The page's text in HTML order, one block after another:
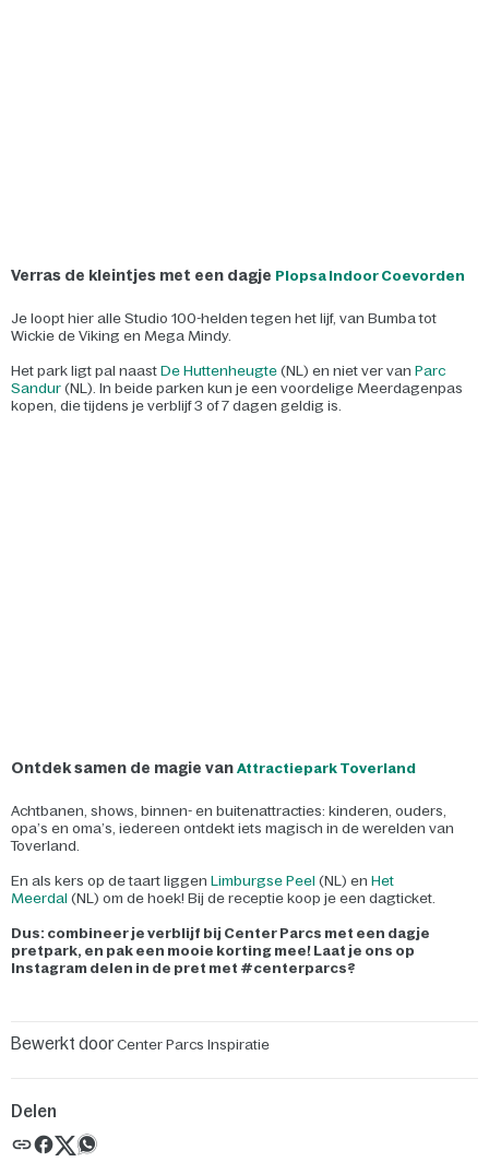
Verras de kleintjes met een dagje Plopsa Indoor Coevorden
Je loopt hier alle Studio 100-helden tegen het lijf, van Bumba tot
Wickie de Viking en Mega Mindy.
Het park ligt pal naast De Huttenheugte (NL) en niet ver van Parc
Sandur (NL). In beide parken kun je een voordelige Meerdagenpas
kopen, die tijdens je verblijf 3 of 7 dagen geldig is.
Ontdek samen de magie van Attractiepark Toverland
Achtbanen, shows, binnen- en buitenattracties: kinderen, ouders,
opa’s en oma’s, iedereen ontdekt iets magisch in de werelden van
Toverland.
En als kers op de taart liggen Limburgse Peel (NL) en Het
Meerdal (NL) om de hoek! Bij de receptie koop je een dagticket.
Dus: combineer je verblijf bij Center Parcs met een dagje
pretpark, en pak een mooie korting mee! Laat je ons op
Instagram delen in de pret met #centerparcs?
Bewerkt doorCenter Parcs Inspiratie
Delen